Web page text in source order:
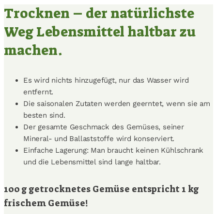
Trocknen – der natürlichste
Weg Lebensmittel haltbar zu
machen.
Es wird nichts hinzugefügt, nur das Wasser wird
entfernt.
Die saisonalen Zutaten werden geerntet, wenn sie am
besten sind.
Der gesamte Geschmack des Gemüses, seiner
Mineral- und Ballaststoffe wird konserviert.
Einfache Lagerung: Man braucht keinen Kühlschrank
und die Lebensmittel sind lange haltbar.
100 g getrocknetes Gemüse entspricht 1 kg
frischem Gemüse!